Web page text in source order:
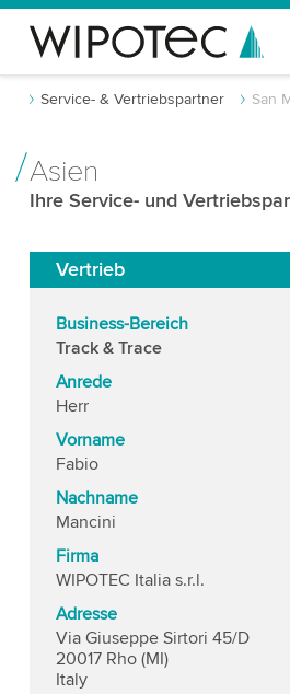
Service- & Vertriebspartner San
Asien
Ihre Service- und
Vertrieb
Business-Bereich
Track & Trace
Anrede
Herr
Vorname
Fabio
Nachname
Mancini
Firma
WIPOTEC Italia s.r.l.
Adresse
Via Giuseppe Sirtori 45/D
20017 Rho (MI)
Italy